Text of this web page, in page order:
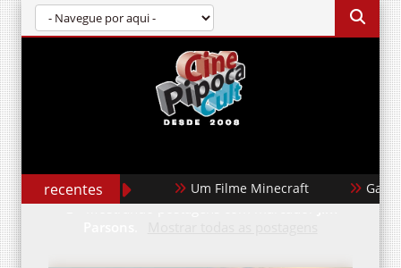
recentes Um Filme Minecraft Garota
Mostrando postagens com marcadorJim